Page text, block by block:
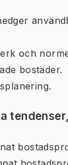
och
bostäder.